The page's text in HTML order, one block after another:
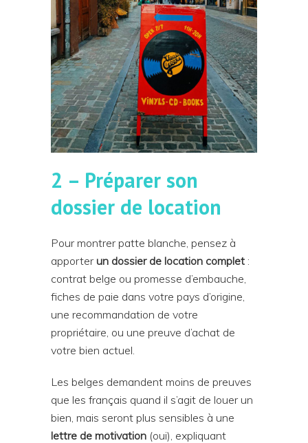
2 – Préparer son
dossier de location
Pour montrer patte blanche, pensez à
apporter un dossier de location complet :
contrat belge ou promesse d’embauche,
fiches de paie dans votre pays d’origine,
une recommandation de votre
propriétaire, ou une preuve d’achat de
votre bien actuel.
Les belges demandent moins de preuves
que les français quand il s’agit de louer un
bien, mais seront plus sensibles à une
lettre de motivation (oui), expliquant